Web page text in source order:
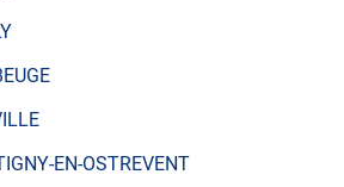
EN-OSTREVENT